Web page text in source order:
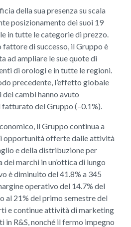
della sua presenza su scala
posizionamento dei suoi 19
in tutte le categorie di prezzo.
fattore di successo, il Gruppo è
ad ampliare le sue quote di
di orologi e in tutte le regioni.
precedente, l’effetto globale
cambi hanno avuto
fatturato del Gruppo (–0.1%).
il Gruppo continua a
opportunità offerte dalle attività
e della distribuzione per
marchi in un’ottica di lungo
è diminuito del 41.8% a 345
operativo del 14.7% del
21% del primo semestre del
e continue attività di marketing
in R&S, nonché il fermo impegno